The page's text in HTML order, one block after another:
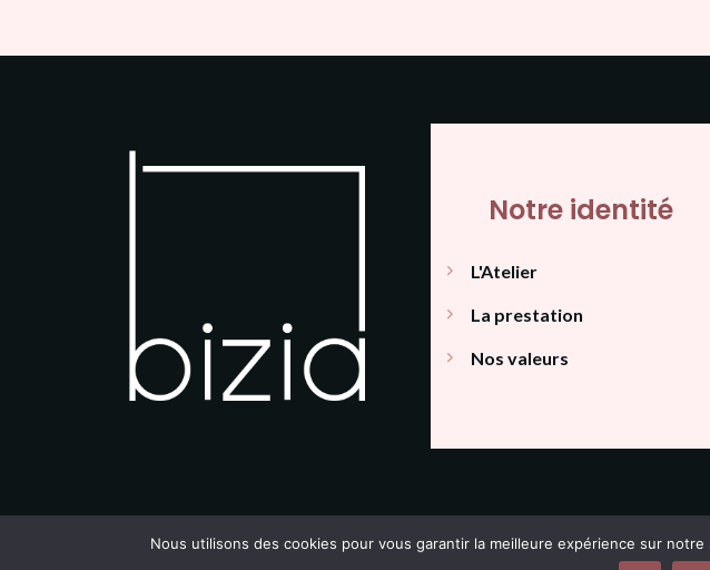
Notre identité
L'Atelier
La prestation
Nos valeurs
Nous utilisons des cookies pour vous garantir la meilleure expérience sur